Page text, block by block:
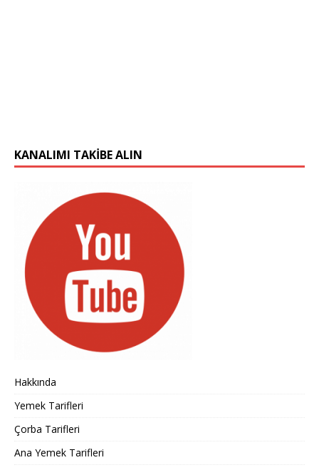
KANALIMI TAKIBE ALIN
Hakkında
Yemek Tarifleri
Çorba Tarifleri
Ana Yemek Tarifleri